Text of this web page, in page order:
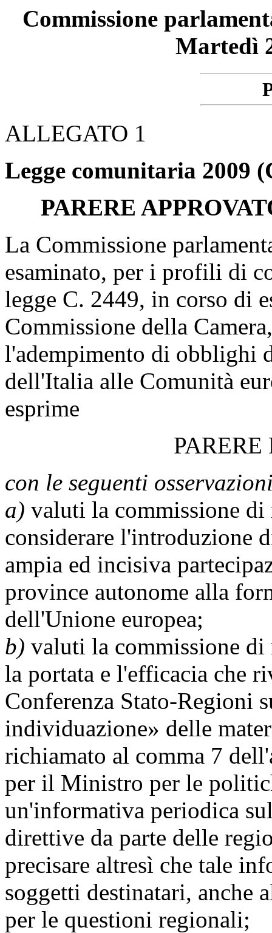
Commissione
Martedì
ALLEGATO 1
Legge comunitaria 2009
PARERE
La Commissione
esaminato, per i profili di
legge C. 2449, in corso di
Commissione della
l'adempimento di obblighi
dell'Italia alle Comunità
esprime
con le seguenti
a) valuti la commissione
considerare l'introduzione
ampia ed incisiva
province autonome alla
dell'Unione europea;
b) valuti la commissione
la portata e l'efficacia che
Conferenza Stato-Regioni
individuazione» delle
richiamato al comma 7
per il Ministro per le
un'informativa periodica
direttive da parte delle
precisare altresì che tale
soggetti destinatari, anche
per le questioni regionali;